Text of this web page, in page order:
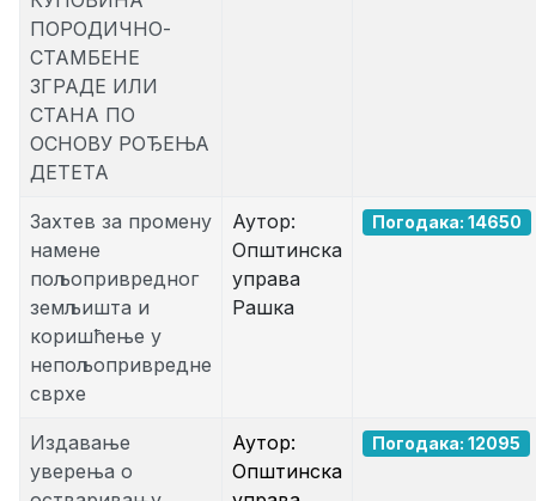
ПОРОДИЧНО-
СТАМБЕНЕ
ЗГРАДЕ ИЛИ
СТАНА ПО
ОСНОВУ РОЂЕЊА
ДЕТЕТА
Захтев за промену
намене
пољопривредног
земљишта и
коришћење у
непољопривредне
сврхе
Аутор:
Општинска
управа
Рашка
Погодака: 14650
Издавање
уверења о
Аутор:
Општинска
Погодака: 12095